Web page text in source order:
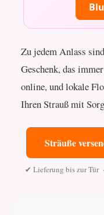
Zu jedem Anlass
Geschenk, das
online, und lokale
Ihren Strauß mit
Sträuße
✔ Lieferung bis zur Tür